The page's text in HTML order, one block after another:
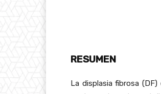
RESUMEN
La displasia fibrosa